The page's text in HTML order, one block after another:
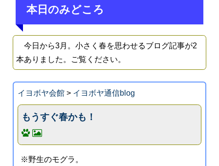
本日のみどころ
今日から3月。小さく春を思わせるブログ記事が2
本ありました。ご覧ください。
イヨボヤ会館> イヨボヤ通信blog
もうすぐ春かも！
※野生のモグラ。